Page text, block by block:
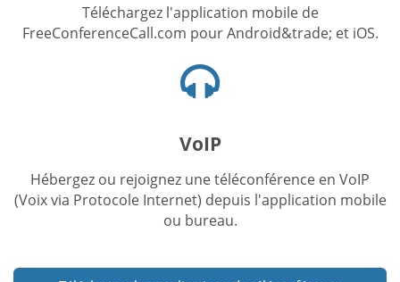
Téléchargez l'application mobile de
FreeConferenceCall.com pour Android&trade; et iOS.
du
VoIP
Hébergez ou rejoignez une téléconférence en VoIP
(Voix via Protocole Internet) depuis l'application mobile
ou bureau.